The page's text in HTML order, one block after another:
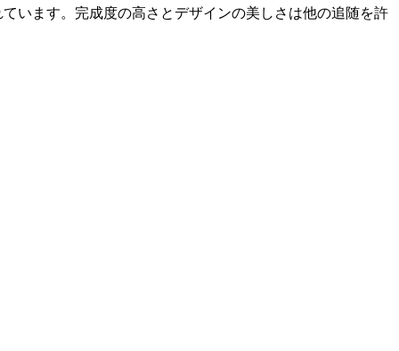
います。完成度の高さとデザインの美しさは他の追随を許